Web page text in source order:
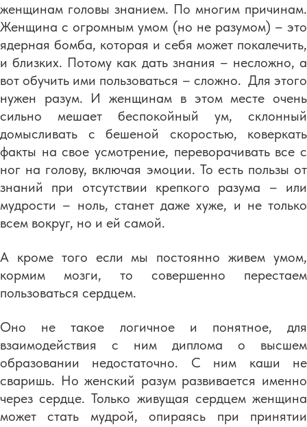
женщинам головы знанием. По многим причинам.
Женщина с огромным умом (но не разумом) – это
ядерная бомба, которая и себя может покалечить,
и близких. Потому как дать знания – несложно, а
вот обучить ими пользоваться – сложно. Для этого
нужен разум. И женщинам в этом месте очень
сильно мешает беспокойный ум, склонный
домысливать с бешеной скоростью, коверкать
факты на свое усмотрение, переворачивать все с
ног на голову, включая эмоции. То есть пользы от
знаний при отсутствии крепкого разума – или
мудрости – ноль, станет даже хуже, и не только
всем вокруг, но и ей самой.
А кроме того если мы постоянно живем умом,
кормим мозги, то совершенно перестаем
пользоваться сердцем.
Оно не такое логичное и понятное, для
взаимодействия с ним диплома о высшем
образовании недостаточно. С ним каши не
сваришь. Но женский разум развивается именно
через сердце. Только живущая сердцем женщина
может стать мудрой, опираясь при принятии